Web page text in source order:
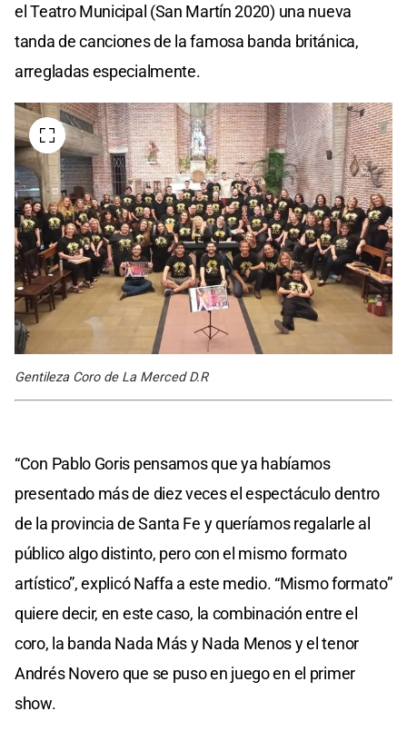
el Teatro Municipal (San Martín 2020) una nueva
tanda de canciones de la famosa banda británica,
arregladas especialmente.
Gentileza Coro de La Merced D.R
“Con Pablo Goris pensamos que ya habíamos
presentado más de diez veces el espectáculo dentro
de la provincia de Santa Fe y queríamos regalarle al
público algo distinto, pero con el mismo formato
artístico”, explicó Naffa a este medio. “Mismo formato”
quiere decir, en este caso, la combinación entre el
coro, la banda Nada Más y Nada Menos y el tenor
Andrés Novero que se puso en juego en el primer
show.